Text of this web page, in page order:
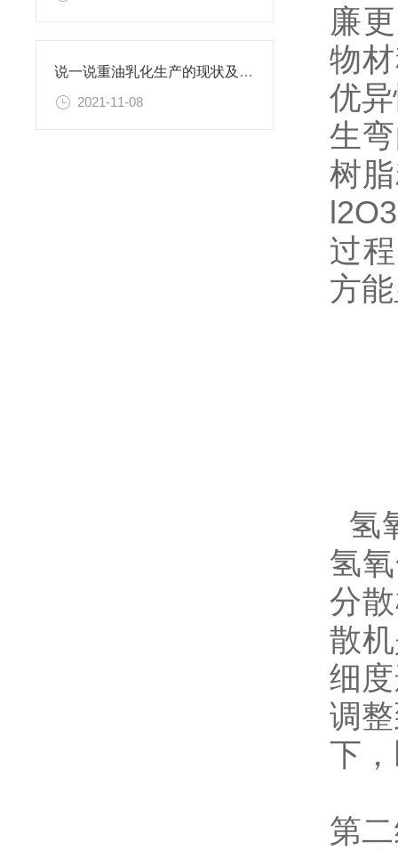
说一说重油乳化生产的现状及重油乳化机的相关介绍
2021-11-08
廉
物
优
生
树
过
方
氢
氢
分
散
细
调
下
第